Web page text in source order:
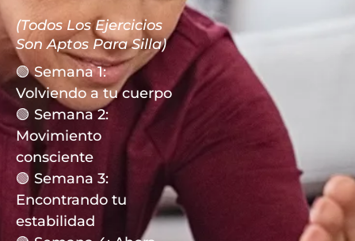
(Todos Los Ejercicios
Son Aptos Para Silla)
🟢 Semana 1:
Volviendo a tu cuerpo
🟢 Semana 2:
Movimiento
consciente
🟢 Semana 3:
Encontrando tu
estabilidad